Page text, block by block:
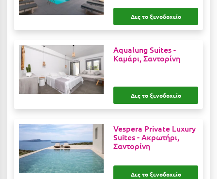
Κάρυστος
Κάσος
Κασσάνδρα
Καστοριά
Κατερίνη
Κέα - Τζιά
Κερατέα
Δες το ξενοδοχείο
Aqualung Suites -
Καμάρι, Σαντορίνη
Δες το ξενοδοχείο
Vespera Private Luxury
Suites -Ακρωτήρι,
Σαντορίνη
Δες το ξενοδοχείο